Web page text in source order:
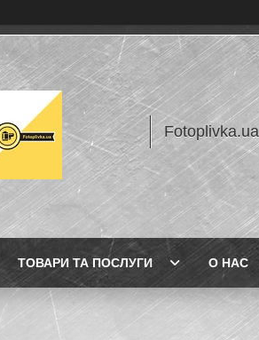
Fotoplivka.ua
ТОВАРИ ТА ПОСЛУГИ О НАС